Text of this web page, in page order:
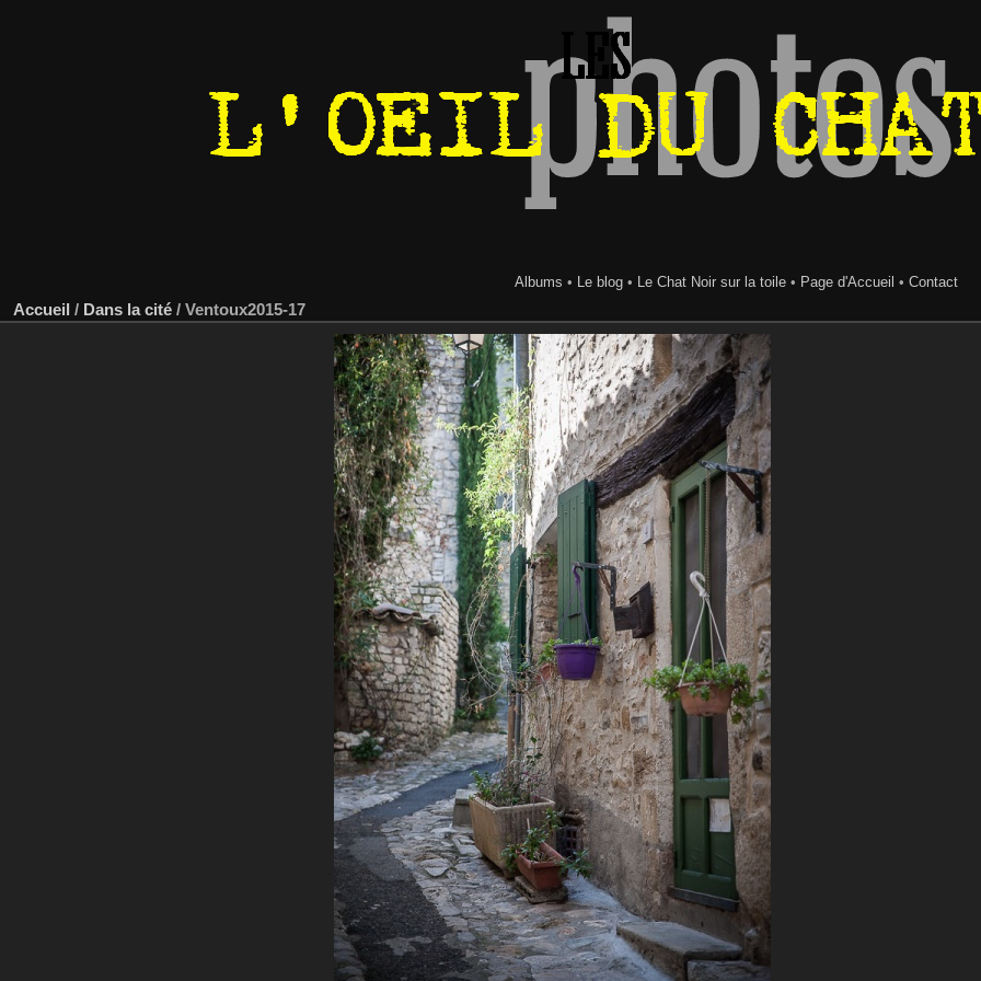
Albums • Le blog• Le Chat Noir sur la toile• Page d'Accueil • Contact
Accueil / Dans la cité / Ventoux2015-17